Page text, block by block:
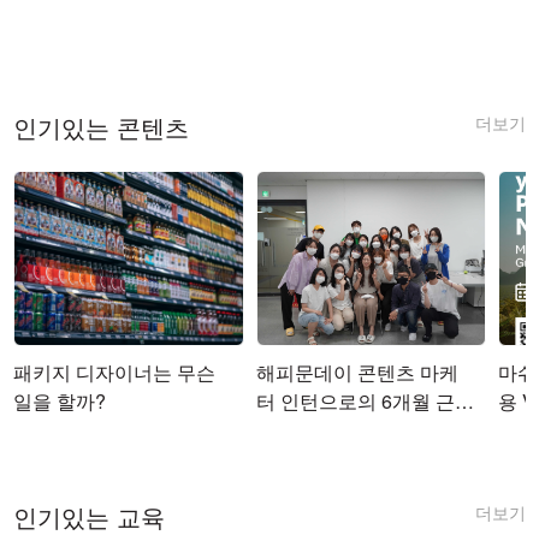
더보기
인기있는 콘텐츠
패키지 디자이너는 무슨
일을 할까?
해피문데이 콘텐츠 마케
터 인턴으로의 6개월 근무
마쉬
용
더보기
인기있는 교육